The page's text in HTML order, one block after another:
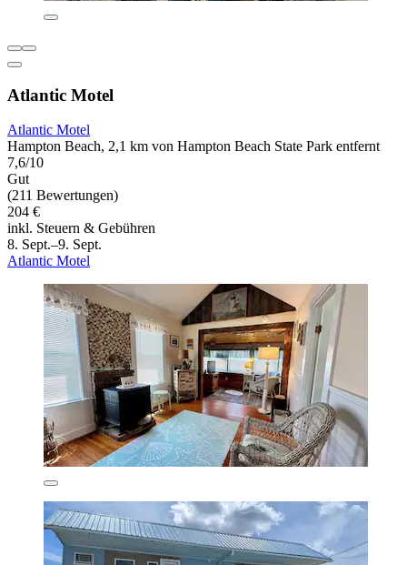
Atlantic Motel
Atlantic Motel
Hampton Beach, 2,1 km von Hampton Beach State Park entfernt
7,6/10
Gut
(211 Bewertungen)
204 €
inkl. Steuern & Gebühren
8. Sept.–9. Sept.
Atlantic Motel